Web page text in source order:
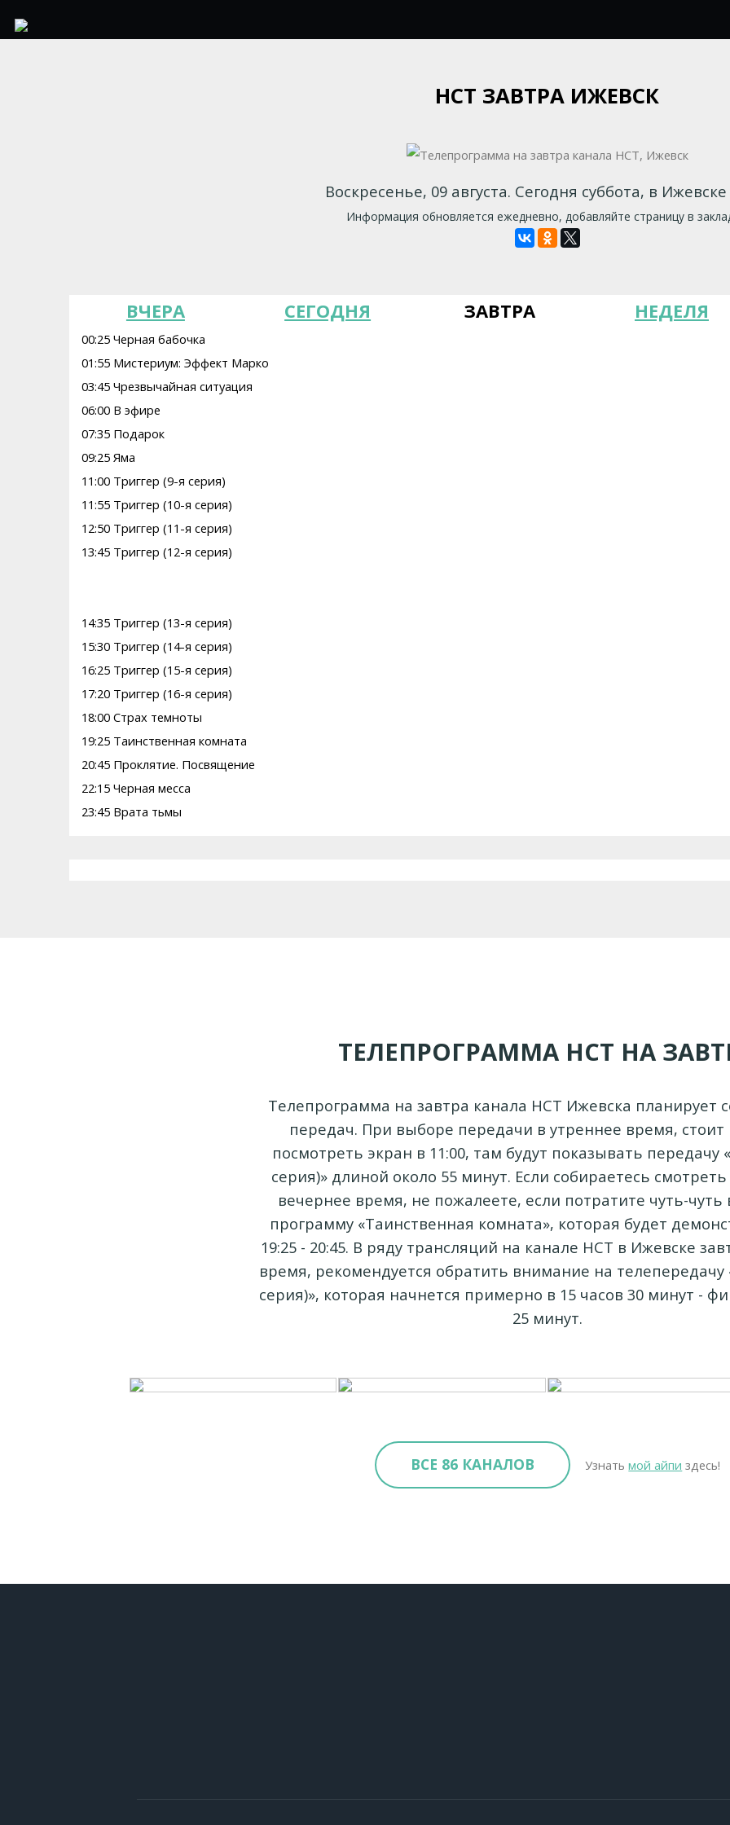
НСТ ЗАВТРА ИЖЕВСК
Воскресенье, 09 августа. Сегодня суббота, в Ижевске
Информация обновляется ежедневно, добавляйте страницу в
ВЧЕРА СЕГОДНЯ ЗАВТРА НЕДЕЛЯ
00:25 Черная бабочка
01:55 Мистериум: Эффект Марко
03:45 Чрезвычайная ситуация
06:00 В эфире
07:35 Подарок
09:25 Яма
11:00 Триггер (9-я серия)
11:55 Триггер (10-я серия)
12:50 Триггер (11-я серия)
13:45 Триггер (12-я серия)
14:35 Триггер (13-я серия)
15:30 Триггер (14-я серия)
16:25 Триггер (15-я серия)
17:20 Триггер (16-я серия)
18:00 Страх темноты
19:25 Таинственная комната
20:45 Проклятие. Посвящение
22:15 Черная месса
23:45 Врата тьмы
ТЕЛЕПРОГРАММА НСТ НА
Телепрограмма на завтра канала НСТ Ижевска планирует
передач. При выборе передачи в утреннее время, стоит
посмотреть экран в 11:00, там будут показывать передачу
серия)» длиной около 55 минут. Если собираетесь
вечернее время, не пожалеете, если потратите чуть-
программу «Таинственная комната», которая будет
19:25 - 20:45. В ряду трансляций на канале НСТ в Ижевске
время, рекомендуется обратить внимание на телепередачу
серия)», которая начнется примерно в 15 часов 30 минут -
25 минут.
ВСЕ 86 КАНАЛОВ Узнатьмой айпи здесь!